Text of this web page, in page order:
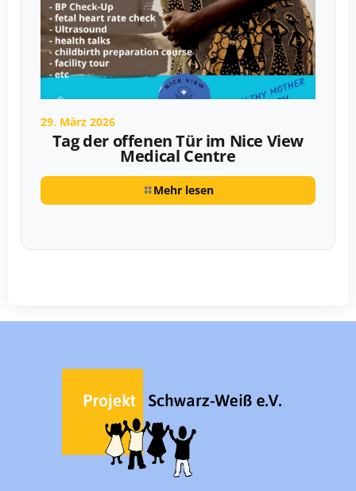
29. März 2026
Tag der offenen Tür im Nice View
Medical Centre
Mehr lesen